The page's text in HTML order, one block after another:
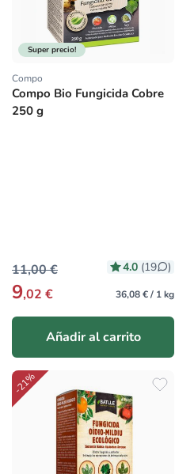
Super precio!
Proveedor:
Compo
Compo Bio Fungicida Cobre
250 g
4.0 (19 )
11,00 €
9,02 € 36,08 € / 1 kg
Añadir al carrito
-21%